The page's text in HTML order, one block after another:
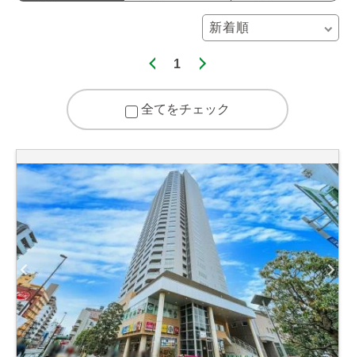
1
全てをチェック